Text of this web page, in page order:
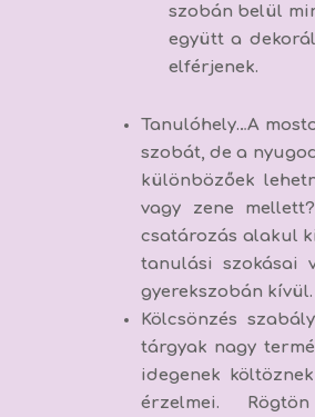
szobán belül
együtt a
elférjenek.
Tanulóhely…A
szobát, de a
különbözőek
vagy zene
csatározás alakul
tanulási szokásai
gyerekszobán kívül.
Kölcsönzés
tárgyak nagy
idegenek
érzelmei.